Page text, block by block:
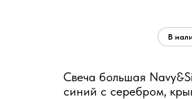
Свеча большая
синий с серебром,